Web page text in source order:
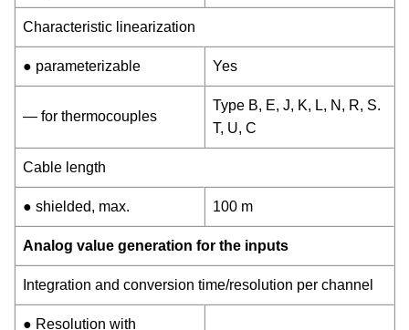
Characteristic linearization
● parameterizable Yes
— for thermocouples
Type B, E, J, K, L, N, R, S.
T, U, C
Cable length
● shielded, max. 100 m
Analog value generation for the inputs
Integration and conversion time/resolution per channel
● Resolution with